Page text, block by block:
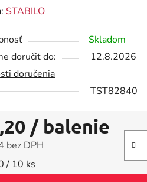
STABILO
Skladom
doručiť do:
12.8.2026
doručenia
TST82840
/ balenie
bez DPH
cena:
/ 10 ks